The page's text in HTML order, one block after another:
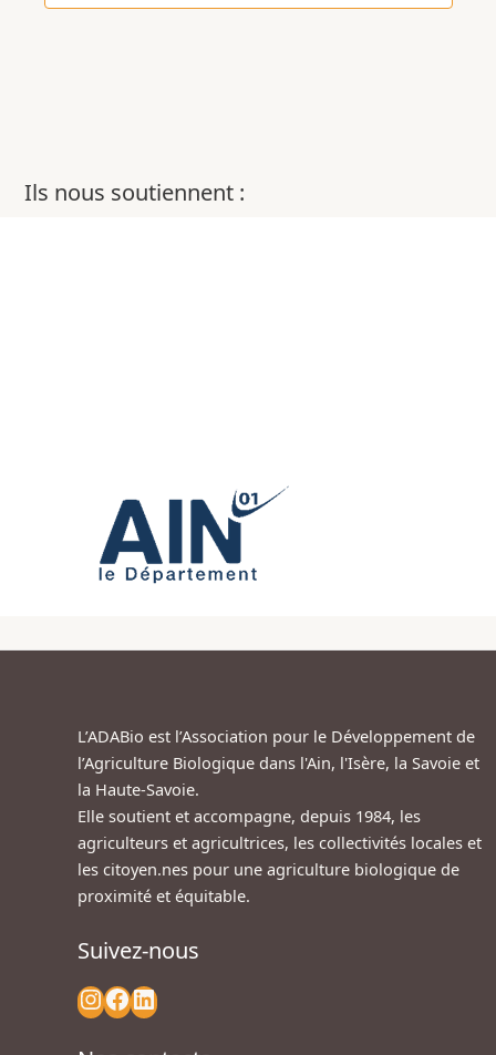
Ils nous soutiennent :
L’ADABio est l’Association pour le Développement de
l’Agriculture Biologique dans l'Ain, l'Isère, la Savoie et
la Haute-Savoie.
Elle soutient et accompagne, depuis 1984, les
agriculteurs et agricultrices, les collectivités locales et
les citoyen.nes pour une agriculture biologique de
proximité et équitable.
Suivez-nous